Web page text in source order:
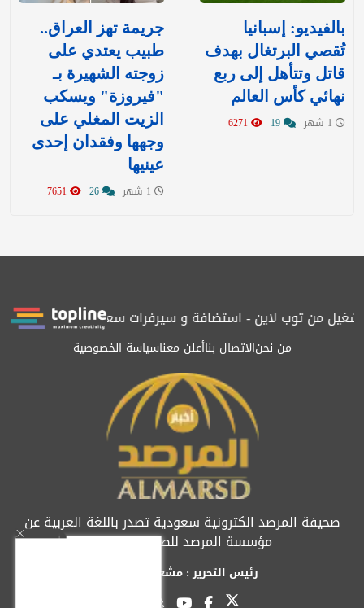
بالفيديو: إسبانيا
تُقصي البرتغال بهدف
قاتل وتتأهل إلى ربع
نهائي كأس العالم
جريمة تهز العراق..
طبيب يعتدي على
زوجته الشهيرة بـ
"فيروزة" ويسكب
الزيت المغلي على
وجهها وفقدان إحدى
عينيها
من توب لاين - استضافة و سيرفرات سعوديةالمرصد حاصلة على
من نحنالاتصال بناأعلن معناسياسة الخصوصية
صحيفة المرصد الكترونية سعودية تصدر باللغة العربية عن
مؤسسة المرصد للصحافة والنشر
رئيس التحرير : مشعل العريفي